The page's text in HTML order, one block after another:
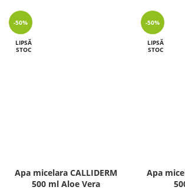
-50%
LIPSĂ
STOC
Apa micelara CALLIDERM
500 ml Aloe Vera
-50%
LIPSĂ
STOC
Apa